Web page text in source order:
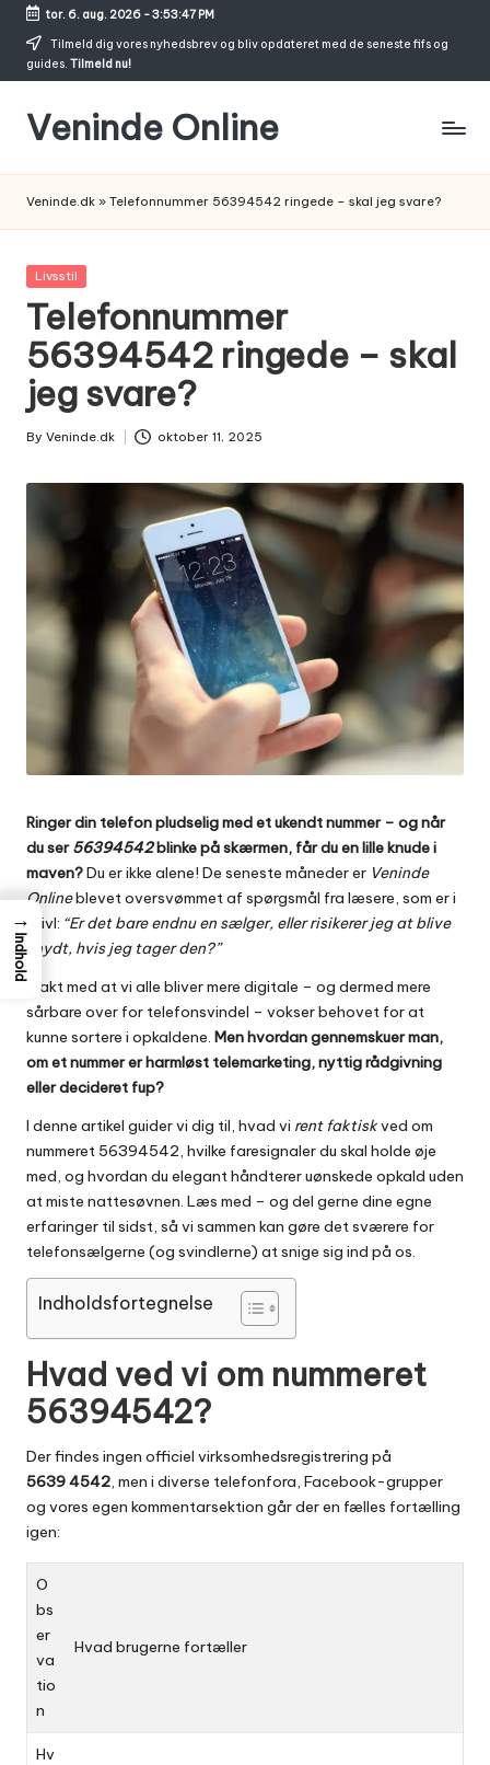
Skip
tor. 6. aug. 2026-3:53:48 PM
Tilmeld dig vores nyhedsbrev og bliv opdateret med de seneste fifs og
guides. Tilmeld nu!
Veninde Online
inspiration
Veninde.dk » Telefonnummer 56394542 ringede – skal jeg svare?
Posted
Livsstil
Telefonnummer
56394542 ringede – skal
jeg svare?
Posted
By Veninde.dk oktober 11, 2025
Ringer din telefon pludselig med et ukendt nummer – og når
du ser56394542blinke på skærmen, får du en lille knude i
maven?Du er ikke alene! De seneste måneder er Veninde
Onlineblevet oversvømmet af spørgsmål fra læsere, som er i
tvivl: “Er det bare endnu en sælger, eller risikerer jeg at blive
snydt, hvis jeg tager den?”
I takt med at vi alle bliver mere digitale – og dermed mere
sårbare over for telefonsvindel – vokser behovet for at
kunne sortere i opkaldene. Men hvordan gennemskuer man,
om et nummer er harmløst telemarketing, nyttig rådgivning
eller decideret fup?
I denne artikel guider vi dig til, hvad vi rent faktiskved om
nummeret 56394542, hvilke faresignaler du skal holde øje
med, og hvordan du elegant håndterer uønskede opkald uden
at miste nattesøvnen. Læs med – og del gerne dine egne
erfaringer til sidst, så vi sammen kan gøre det sværere for
telefonsælgerne (og svindlerne) at snige sig ind på os.
Indholdsfortegnelse
Hvad ved vi om nummeret
56394542?
Der findes ingen officiel virksomhedsregistrering på
5639 4542, men i diverse telefonfora, Facebook-grupper
og vores egen kommentarsektion går der en fælles fortælling
igen:
O
bs
er
va
tio
n
Hvad brugerne fortæller
Hv
→
Indhold